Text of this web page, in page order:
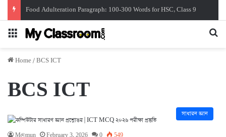
Food Adulteration Paragraph: 100-300 Words for HSC, Class 9
Menu
Home / BCS ICT
BCS ICT
সাধারন জ্ঞান
M@mun February 3, 2026 0 549